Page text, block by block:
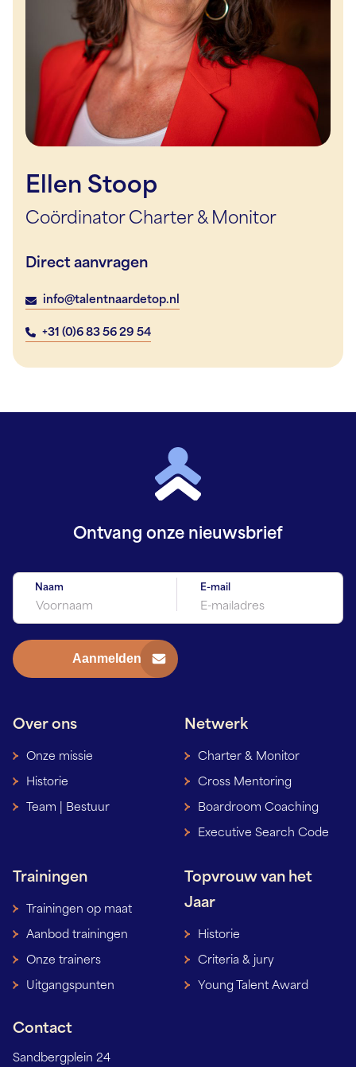
Ellen Stoop
Coördinator Charter & Monitor
Direct aanvragen
info@talentnaardetop.nl
+31 (0)6 83 56 29 54
Ontvang onze nieuwsbrief
Naam E-mail
Over ons
Onze missie
Historie
Team | Bestuur
Netwerk
Charter & Monitor
Cross Mentoring
Boardroom Coaching
Executive Search Code
Trainingen
Trainingen op maat
Aanbod trainingen
Onze trainers
Uitgangspunten
Topvrouw van het
Jaar
Historie
Criteria & jury
Young Talent Award
Contact
Sandbergplein 24